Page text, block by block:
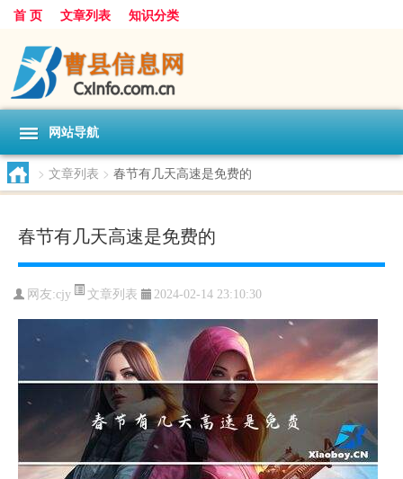
首 页 文章列表 知识分类
网站导航
> 文章列表 > 春节有几天高速是免费的
春节有几天高速是免费的
网友:cjy 文章列表 2024-02-14 23:10:30